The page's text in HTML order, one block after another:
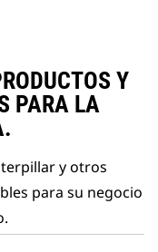
Y
PARA LA
y otros
para su negocio